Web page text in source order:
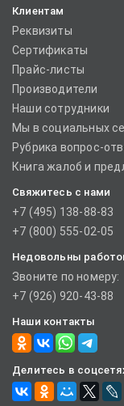
Клиентам
Реквизиты
Сертификаты
Прайс-листы
Производители
Наши сотрудники
Мы в социальных
Рубрика вопрос-
Книга жалоб и
Свяжитесь с нами
+7 (495) 138-88-83
+7 (800) 555-02-05
Недовольны
Звоните по номеру:
+7 (926) 920-43-88
Наши контакты
Делитесь в